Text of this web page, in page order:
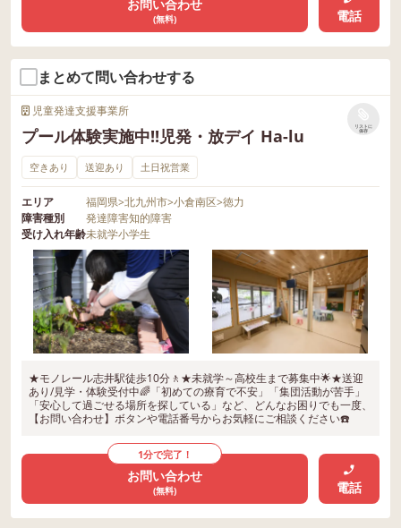
お問い合わせ
(無料) 電話
まとめて問い合わせする
児童発達支援事業所
プール体験実施中!!児発・放デイ Ha-lu
リストに
保存
空きあり 送迎あり 土日祝営業
エリア 福岡県>北九州市>小倉南区>徳力
障害種別
発達障害知的障害
受け入れ年齢未就学小学生
★モノレール志井駅徒歩10分🚶★未就学～高校生まで募集中🌟★送迎
あり/見学・体験受付中🌈「初めての療育で不安」「集団活動が苦手」
「安心して過ごせる場所を探している」など、どんなお困りでも一度、
【お問い合わせ】ボタンや電話番号からお気軽にご相談ください☎️
1分で完了！
お問い合わせ
(無料) 電話